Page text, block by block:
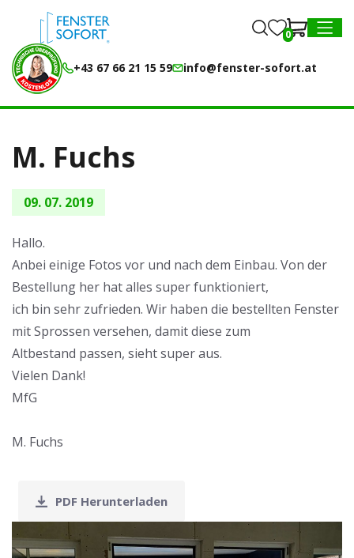
MENU
+43 67 66 21 15 59 info@fenster-sofort.at
0
M. Fuchs
09. 07. 2019
Hallo.
Anbei einige Fotos vor und nach dem Einbau. Von der
Bestellung her hat alles super funktioniert,
ich bin sehr zufrieden. Wir haben die bestellten Fenster
mit Sprossen versehen, damit diese zum
Altbestand passen, sieht super aus.
Vielen Dank!
MfG
M. Fuchs
PDF Herunterladen